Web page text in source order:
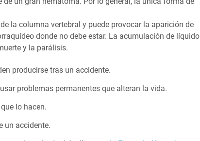
la columna vertebral y puede provocar la aparición de
donde no debe estar. La acumulación de líquido
y la parálisis.
producirse tras un accidente.
problemas permanentes que alteran la vida.
lo hacen.
un accidente.